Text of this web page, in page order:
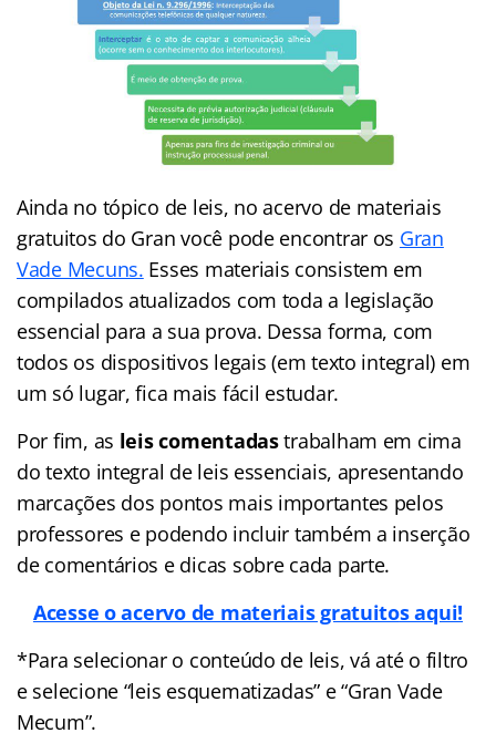
Ainda no tópico de leis, no acervo de materiais
gratuitos do Gran você pode encontrar os Gran
Vade Mecuns. Esses materiais consistem em
compilados atualizados com toda a legislação
essencial para a sua prova. Dessa forma, com
todos os dispositivos legais (em texto integral) em
um só lugar, fica mais fácil estudar.
Por fim, as leis comentadastrabalham em cima
do texto integral de leis essenciais, apresentando
marcações dos pontos mais importantes pelos
professores e podendo incluir também a inserção
de comentários e dicas sobre cada parte.
Acesse o acervo de materiais gratuitos aqui!
*Para selecionar o conteúdo de leis, vá até o filtro
e selecione “leis esquematizadas” e “Gran Vade
Mecum”.